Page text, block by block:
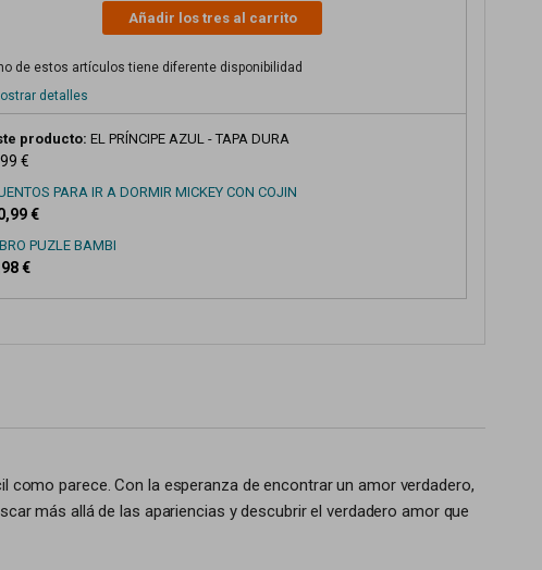
Añadir los tres al carrito
de estos artículos tiene diferente disponibilidad
detalles
producto: EL PRÍNCIPE AZUL - TAPA DURA
€
PARA IR A DORMIR MICKEY CON COJIN
€
PUZLE BAMBI
€
parece. Con la esperanza de encontrar un amor verdadero,
más allá de las apariencias y descubrir el verdadero amor que